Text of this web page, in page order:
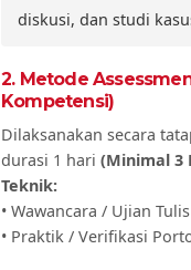
diskusi, dan studi
2. Metode
Kompetensi)
Dilaksanakan secara
durasi 1 hari (Minimal 3
Teknik:
• Wawancara / Ujian Tulis
• Praktik / Verifikasi